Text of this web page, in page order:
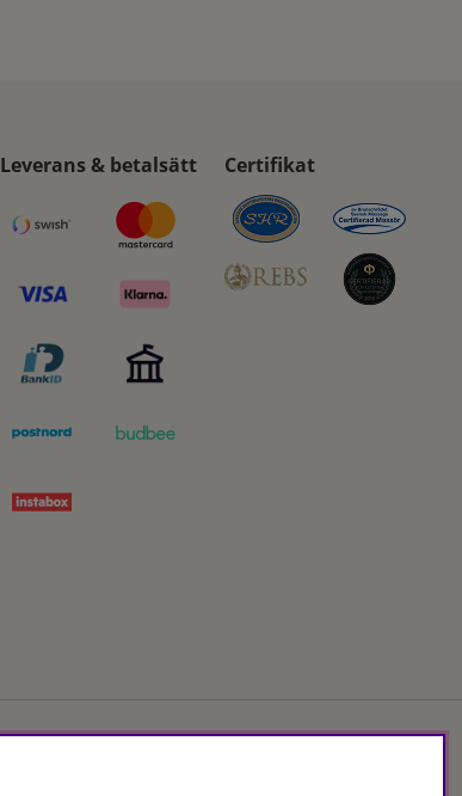
Leverans & betalsätt Certifikat